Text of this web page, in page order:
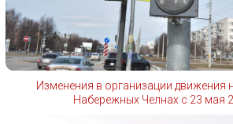
Изменения в организации движения
Набережных Челнах с 23 мая